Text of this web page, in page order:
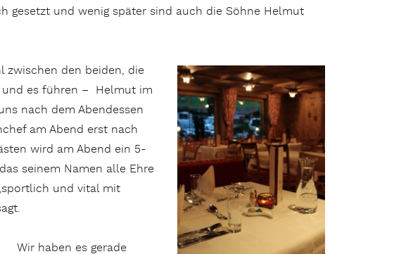
gesetzt und wenig später sind auch die Söhne Helmut
den beiden, die
und es führen – Helmut im
nach dem Abendessen
am Abend erst nach
wird am Abend ein 5-
seinem Namen alle Ehre
und vital mit
Wir haben es gerade